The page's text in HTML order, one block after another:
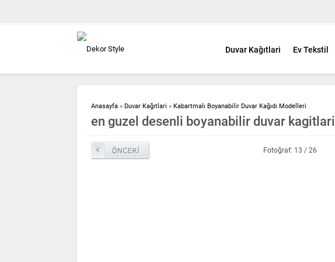
Duvar Kağıtlari Ev Tekstil
Anasayfa » Duvar Kağıtlari » Kabartmalı Boyanabilir Duvar Kağıdı Modelleri
en guzel desenli boyanabilir duvar kagitlari
Fotoğraf: 13 / 26